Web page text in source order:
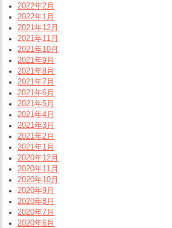
2022年2月
2022年1月
2021年12月
2021年11月
2021年10月
2021年9月
2021年8月
2021年7月
2021年6月
2021年5月
2021年4月
2021年3月
2021年2月
2021年1月
2020年12月
2020年11月
2020年10月
2020年9月
2020年8月
2020年7月
2020年6月